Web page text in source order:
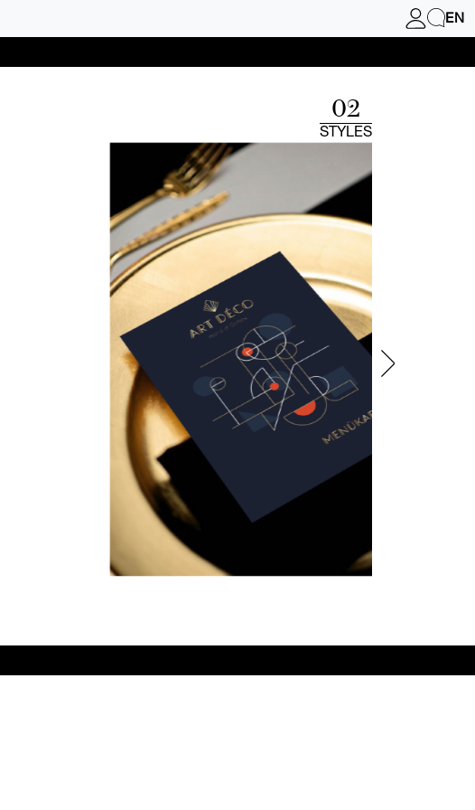
EN
02
STYLES